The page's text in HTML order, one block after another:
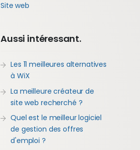
Site web
Aussi intéressant.
Les 11 meilleures alternatives
à WiX
La meilleure créateur de
site web recherché ?
Quel est le meilleur logiciel
de gestion des offres
d'emploi ?